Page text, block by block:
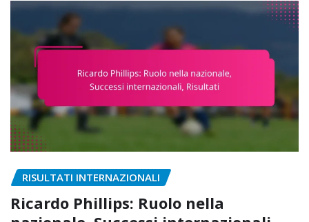
RISULTATI INTERNAZIONALI
Ricardo Phillips: Ruolo nella